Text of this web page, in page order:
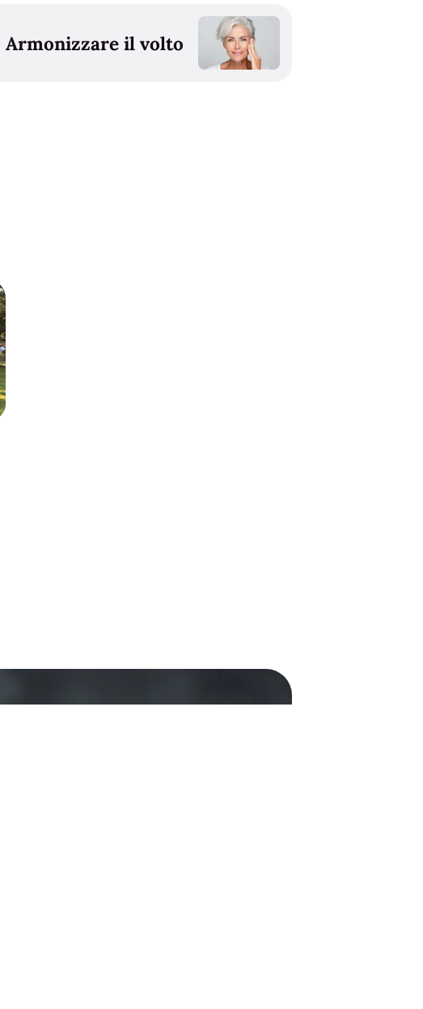
Armonizzare il volto